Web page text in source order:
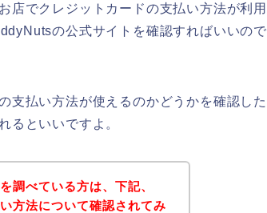
店でクレジットカードの支払い方法が利用
の公式サイトを確認すればいいので
支払い方法が使えるのかどうかを確認した
るといいですよ。
調べている方は、下記、
方法について確認されてみ